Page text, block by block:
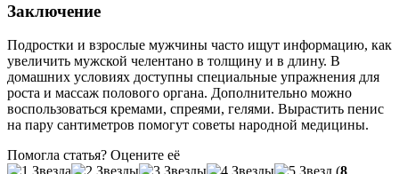
Заключение
Подростки и взрослые мужчины часто ищут информацию, как
увеличить мужской челентано в толщину и в длину. В
домашних условиях доступны специальные упражнения для
роста и массаж полового органа. Дополнительно можно
воспользоваться кремами, спреями, гелями. Вырастить пенис
на пару сантиметров помогут советы народной медицины.
Помогла статья? Оцените её